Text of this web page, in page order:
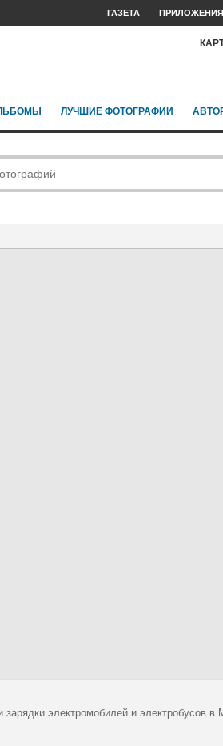
ГАЗЕТА ПРИЛОЖЕНИЯ
ЛУЧШИЕ ФОТОГРАФИИ
зарядки электромобилей и электробусов